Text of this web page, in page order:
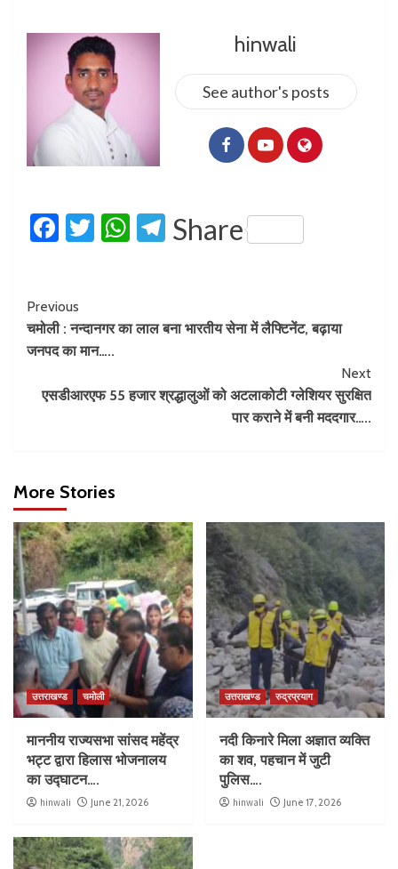
hinwali
See author's posts
Facebook
Twitter
WhatsApp
Telegram
Share
Previous
चमोली : नन्दानगर का लाल बना भारतीय सेना में लैफ्टिनेंट, बढ़ाया
जनपद का मान…..
Next
एसडीआरएफ 55 हजार श्रद्धालुओं को अटलाकोटी ग्लेशियर सुरक्षित
पार कराने में बनी मददगार…..
More Stories
उत्तराखण्ड चमोली
माननीय राज्यसभा सांसद महेंद्र
भट्ट द्वारा हिलास भोजनालय
का उद्घाटन….
hinwali June 21, 2026
उत्तराखण्ड रुद्रप्रयाग
नदी किनारे मिला अज्ञात व्यक्ति
का शव, पहचान में जुटी
पुलिस….
hinwali June 17, 2026